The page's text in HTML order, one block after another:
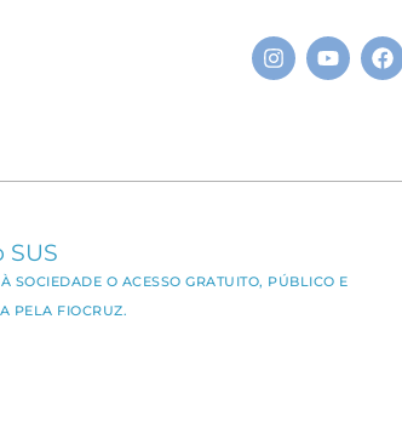
SUS
SOCIEDADE O ACESSO GRATUITO, PÚBLICO E
PELA FIOCRUZ.